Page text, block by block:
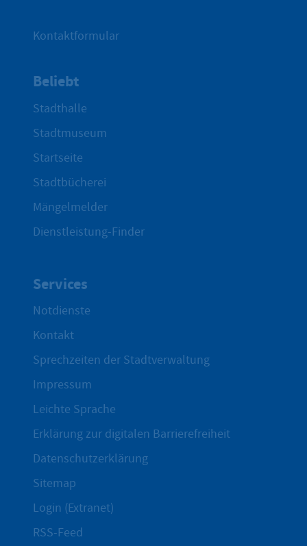
Kontaktformular
Beliebt
Stadthalle
Stadtmuseum
Startseite
Stadtbücherei
Mängelmelder
Dienstleistung-Finder
Services
Notdienste
Kontakt
Sprechzeiten der Stadtverwaltung
Impressum
Leichte Sprache
Erklärung zur digitalen Barrierefreiheit
Datenschutzerklärung
Sitemap
Login (Extranet)
RSS-Feed